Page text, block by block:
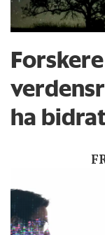
ha